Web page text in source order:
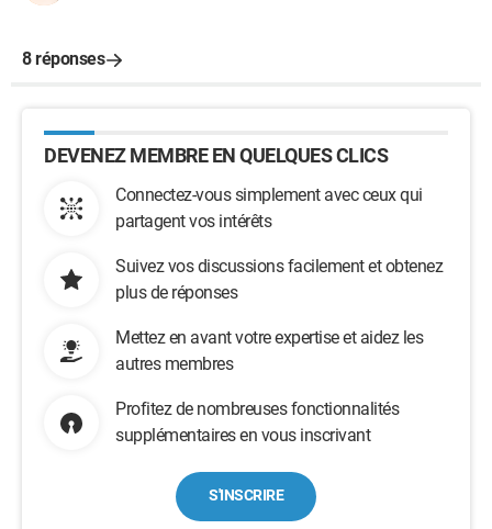
8 réponses
DEVENEZ MEMBRE EN QUELQUES CLICS
Connectez-vous simplement avec ceux qui
partagent vos intérêts
Suivez vos discussions facilement et obtenez
plus de réponses
Mettez en avant votre expertise et aidez les
autres membres
Profitez de nombreuses fonctionnalités
supplémentaires en vous inscrivant
S'INSCRIRE